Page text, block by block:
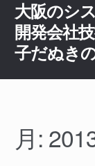
ナ
ビ
ゲ
ー
ス
コ
ン
テ
ン
ッ
大阪のシ
開発会社
子だぬき
月: